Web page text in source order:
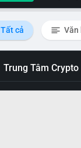
Tất cả Văn
Trung Tâm Crypto